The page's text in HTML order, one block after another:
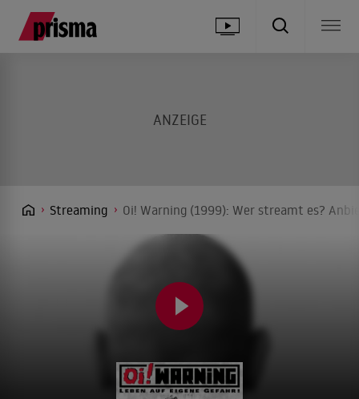
Streaming Oi! Warning (1999): Wer streamt es?